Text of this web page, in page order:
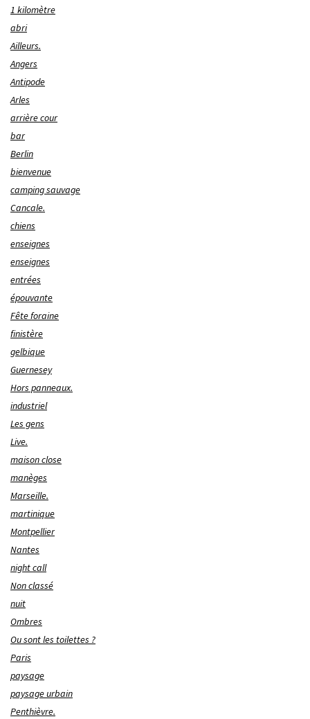
1 kilomètre
abri
Ailleurs.
Angers
Antipode
Arles
arrière cour
bar
Berlin
bienvenue
camping sauvage
Cancale.
chiens
enseignes
enseignes
entrées
épouvante
Fête foraine
finistère
gelbique
Guernesey
Hors panneaux.
industriel
Les gens
Live.
maison close
manèges
Marseille.
martinique
Montpellier
Nantes
night call
Non classé
nuit
Ombres
Ou sont les toilettes ?
Paris
paysage
paysage urbain
Penthièvre.